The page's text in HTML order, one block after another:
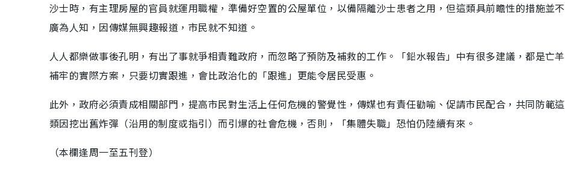
沙士時，有主理房屋的官員就運用職權，準備好空置的公屋單位，以備隔離沙士患者之用，但這類具前瞻性的措施並不
廣為人知，因傳媒無興趣報道，市民就不知道。
人人都樂做事後孔明，有出了事就爭相責難政府，而忽略了預防及補救的工作。「鉛水報告」中有很多建議，都是亡羊
補牢的實際方案，只要切實跟進，會比政治化的「跟進」更能令居民受惠。
此外，政府必須責成相關部門，提高市民對生活上任何危機的警覺性，傳媒也有責任勸喻、促請市民配合，共同防範這
類因挖出舊炸彈（沿用的制度或指引）而引爆的社會危機，否則，「集體失職」恐怕仍陸續有來。
（本欄逢周一至五刊登）